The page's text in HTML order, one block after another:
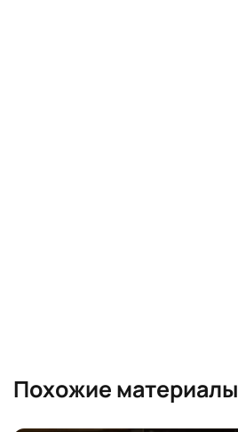
Похожие материалы